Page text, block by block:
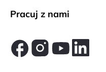
Pracuj z nami